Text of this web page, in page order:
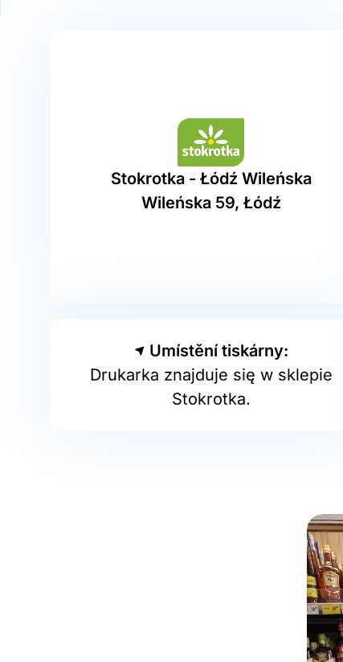
Stokrotka - Łódź Wileńska
Wileńska 59, Łódź
Umístění tiskárny:
Drukarka znajduje się w sklepie
Stokrotka.